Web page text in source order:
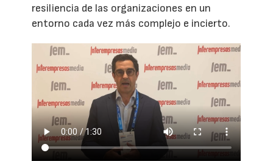
resiliencia de las organizaciones en un
entorno cada vez más complejo e incierto.